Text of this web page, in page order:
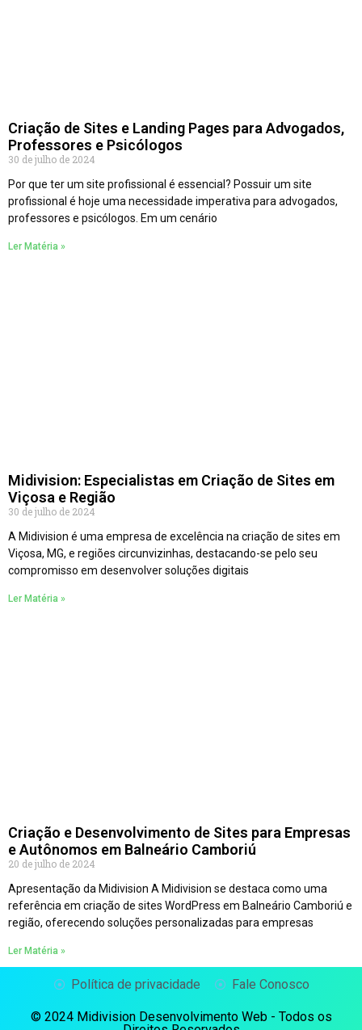
Criação de Sites e Landing Pages para Advogados,
Professores e Psicólogos
30 de julho de 2024
Por que ter um site profissional é essencial? Possuir um site
profissional é hoje uma necessidade imperativa para advogados,
professores e psicólogos. Em um cenário
Ler Matéria »
Midivision: Especialistas em Criação de Sites em
Viçosa e Região
30 de julho de 2024
A Midivision é uma empresa de excelência na criação de sites em
Viçosa, MG, e regiões circunvizinhas, destacando-se pelo seu
compromisso em desenvolver soluções digitais
Ler Matéria »
Criação e Desenvolvimento de Sites para Empresas
e Autônomos em Balneário Camboriú
20 de julho de 2024
Apresentação da Midivision A Midivision se destaca como uma
referência em criação de sites WordPress em Balneário Camboriú e
região, oferecendo soluções personalizadas para empresas
Ler Matéria »
Política de privacidade Fale Conosco
© 2024 Midivision Desenvolvimento Web - Todos os